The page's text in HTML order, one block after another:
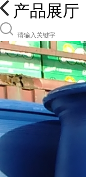
产品展厅